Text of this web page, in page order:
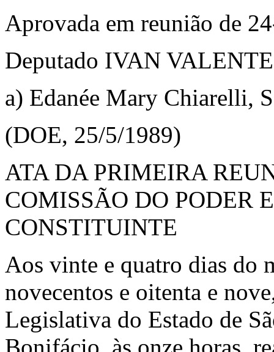
Aprovada em reunião de
Deputado IVAN
a) Edanée Mary Chiarelli,
(DOE, 25/5/1989)
ATA DA PRIMEIRA
COMISSÃO DO PODER
CONSTITUINTE
Aos vinte e quatro dias do
novecentos e oitenta e
Legislativa do Estado de